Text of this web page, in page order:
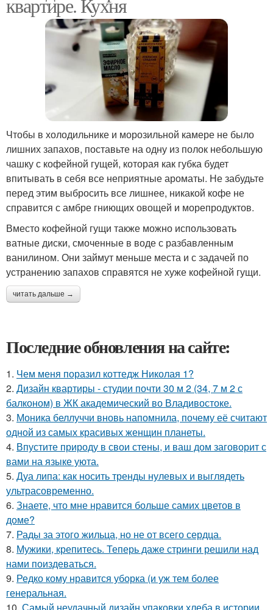
Чтобы в холодильнике и морозильной камере не было
лишних запахов, поставьте на одну из полок небольшую
чашку с кофейной гущей, которая как губка будет
впитывать в себя все неприятные ароматы. Не забудьте
перед этим выбросить все лишнее, никакой кофе не
справится с амбре гниющих овощей и морепродуктов.
Вместо кофейной гущи также можно использовать
ватные диски, смоченные в воде с разбавленным
ванилином. Они займут меньше места и с задачей по
устранению запахов справятся не хуже кофейной гущи.
читать дальше →
Последние обновления на сайте:
1. Чем меня поразил коттедж Николая 1?
2. Дизайн квартиры - студии почти 30 м 2 (34, 7 м 2 с
балконом) в ЖК академический во Владивостоке.
3. Моника беллуччи вновь напомнила, почему её считают
одной из самых красивых женщин планеты.
4. Впустите природу в свои стены, и ваш дом заговорит с
вами на языке уюта.
5. Дуа липа: как носить тренды нулевых и выглядеть
ультрасовременно.
6. Знаете, что мне нравится больше самих цветов в
доме?
7. Рады за этого жильца, но не от всего сердца.
8. Мужики, крепитесь. Теперь даже стринги решили над
нами поиздеваться.
9. Редко кому нравится уборка (и уж тем более
генеральная.